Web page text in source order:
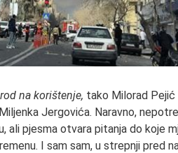
na korištenje, tako Milorad
Miljenka Jergovića. Naravno,
ali pjesma otvara pitanja do koje
I sam sam, u strepnji pred